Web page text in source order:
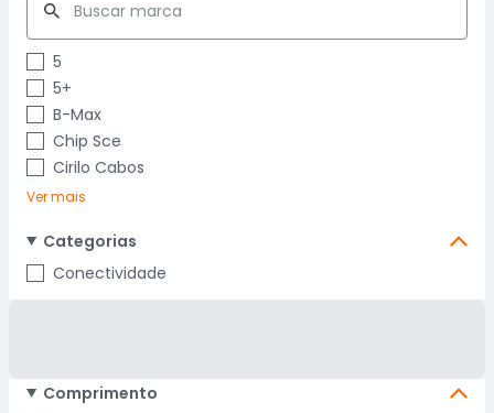
5
5+
B-Max
Chip Sce
Cirilo Cabos
Ver mais
Categorias
Conectividade
Comprimento